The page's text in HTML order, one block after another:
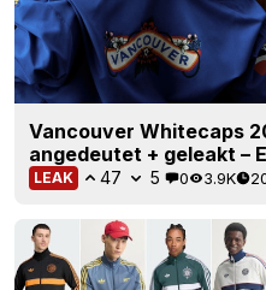
Vancouver Whitecaps
angedeutet + geleakt –
LEAK 47 5 0 3.9K